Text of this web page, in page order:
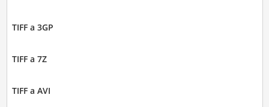
TIFF a 3GP
TIFF a 7Z
TIFF a AVI